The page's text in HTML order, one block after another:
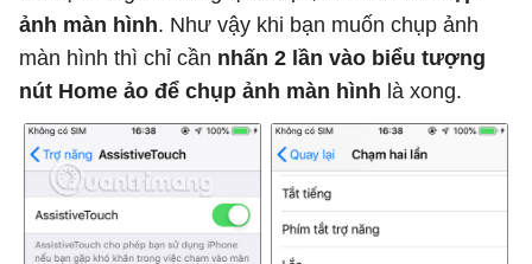
ảnh màn hình. Như vậy khi bạn muốn chụp ảnh
màn hình thì chỉ cần nhấn 2 lần vào biểu tượng
nút Home ảo để chụp ảnh màn hình là xong.